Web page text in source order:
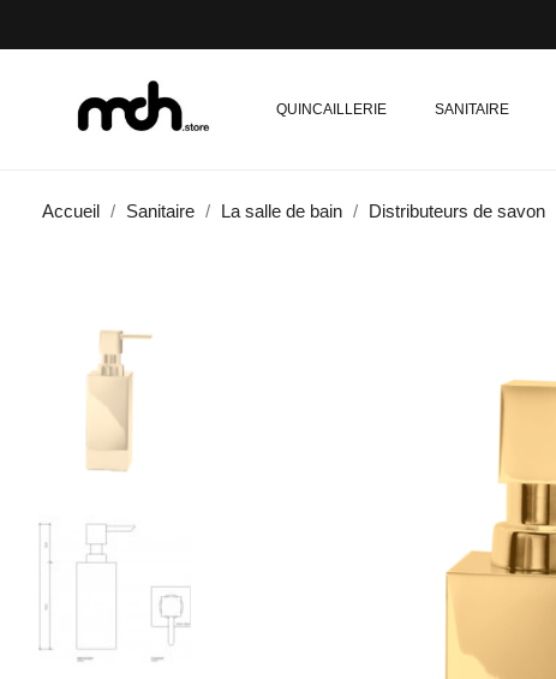
QUINCAILLERIE SANITAIRE
Accueil Sanitaire La salle de bain Distributeurs de savon